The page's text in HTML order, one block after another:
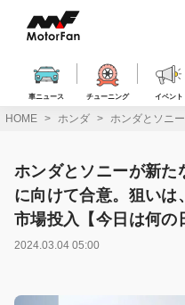
ス
車ニュース チューニング イベント
HOME ホンダ ホンダとソニ
ホンダとソニーが新た
に向けて合意。狙い
市場投入【今日は何の
2024.03.04 05:00